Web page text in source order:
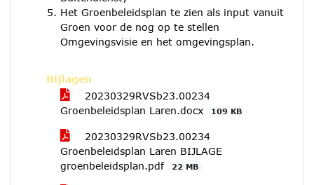
Het Groenbeleidsplan te zien als input vanuit
Groen voor de nog op te stellen
Omgevingsvisie en het omgevingsplan.
Bijlagen
20230329RVSb23.00234
Groenbeleidsplan Laren.docx
109 KB
20230329RVSb23.00234
Groenbeleidsplan Laren BIJLAGE
groenbeleidsplan.pdf
22 MB